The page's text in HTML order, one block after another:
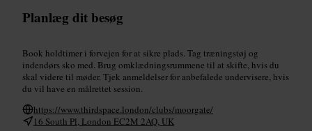
Planlæg dit besøg
Book holdtimer i forvejen for at sikre plads. Tag træningstøj og
indendørs sko med. Brug omklædningsrummene til at skifte, hvis du
skal videre til møder. Tjek anmeldelser for anbefalede undervisere, hvis
du vil have en målrettet session.
https://www.thirdspace.london/clubs/moorgate/
16 South Pl, London EC2M 2AQ, UK